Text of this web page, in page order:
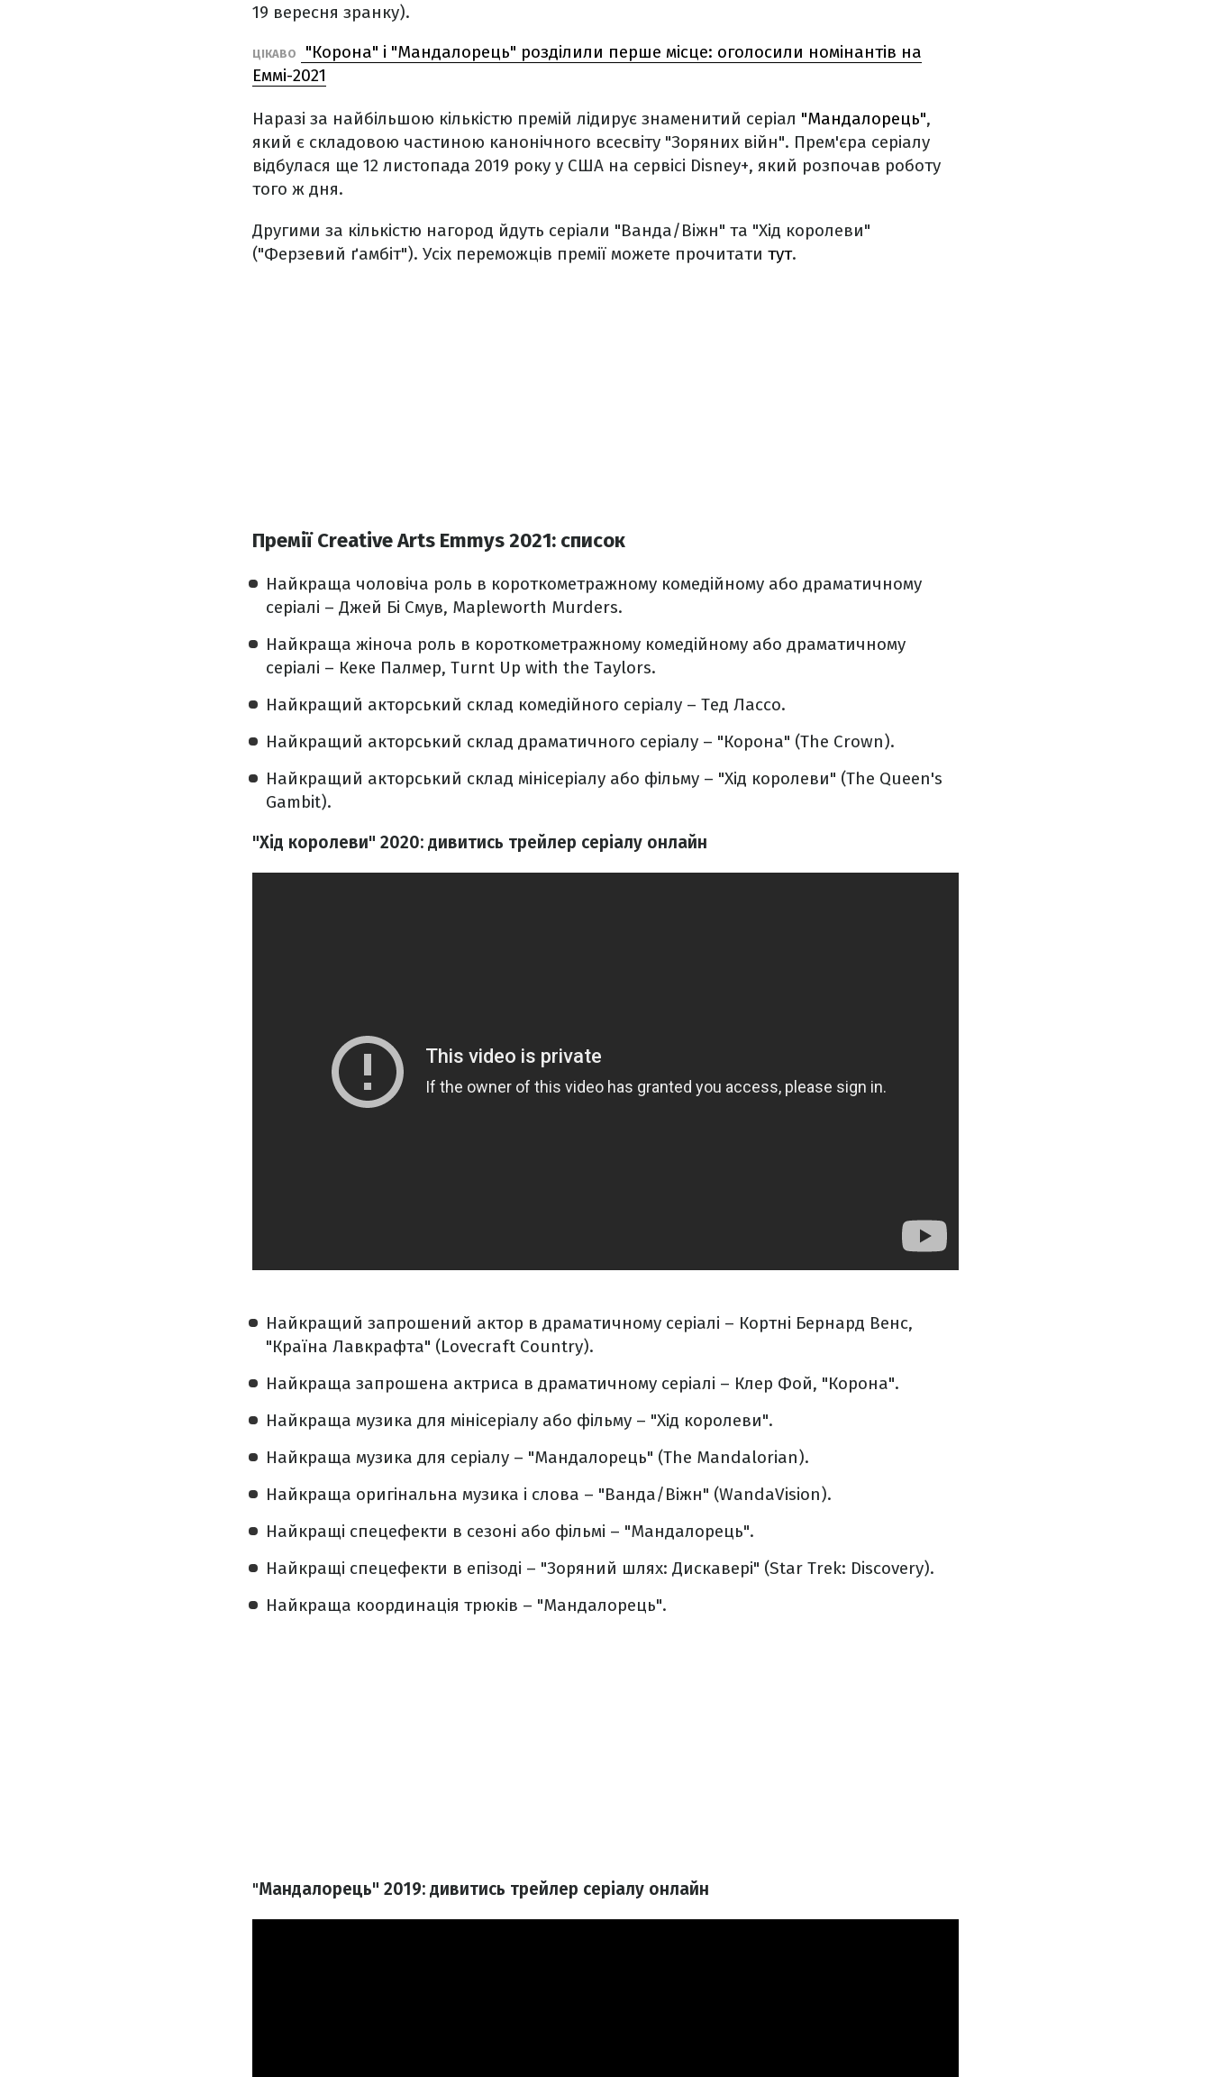
19 вересня зранку).
ЦІКАВО
"Корона" і "Мандалорець" розділили перше місце: оголосили номінантів на
Еммі-2021
Наразі за найбільшою кількістю премій лідирує знаменитий серіал "Мандалорець",
який є складовою частиною канонічного всесвіту "Зоряних війн". Прем'єра серіалу
відбулася ще 12 листопада 2019 року у США на сервісі Disney+, який розпочав роботу
того ж дня.
Другими за кількістю нагород йдуть серіали "Ванда/Віжн" та "Хід королеви"
("Ферзевий ґамбіт"). Усіх переможців премії можете прочитати тут.
Премії Creative Arts Emmys 2021: список
Найкраща чоловіча роль в короткометражному комедійному або драматичному
серіалі – Джей Бі Смув, Mapleworth Murders.
Найкраща жіноча роль в короткометражному комедійному або драматичному
серіалі – Кеке Палмер, Turnt Up with the Taylors.
Найкращий акторський склад комедійного серіалу – Тед Лассо.
Найкращий акторський склад драматичного серіалу – "Корона" (The Crown).
Найкращий акторський склад мінісеріалу або фільму – "Хід королеви" (The Queen's
Gambit).
"Хід королеви" 2020: дивитись трейлер серіалу онлайн
Найкращий запрошений актор в драматичному серіалі – Кортні Бернард Венс,
"Країна Лавкрафта" (Lovecraft Country).
Найкраща запрошена актриса в драматичному серіалі – Клер Фой, "Корона".
Найкраща музика для мінісеріалу або фільму – "Хід королеви".
Найкраща музика для серіалу – "Мандалорець" (The Mandalorian).
Найкраща оригінальна музика і слова – "Ванда/Віжн" (WandaVision).
Найкращі спецефекти в сезоні або фільмі – "Мандалорець".
Найкращі спецефекти в епізоді – "Зоряний шлях: Дискавері" (Star Trek: Discovery).
Найкраща координація трюків – "Мандалорець".
"Мандалорець" 2019: дивитись трейлер серіалу онлайн